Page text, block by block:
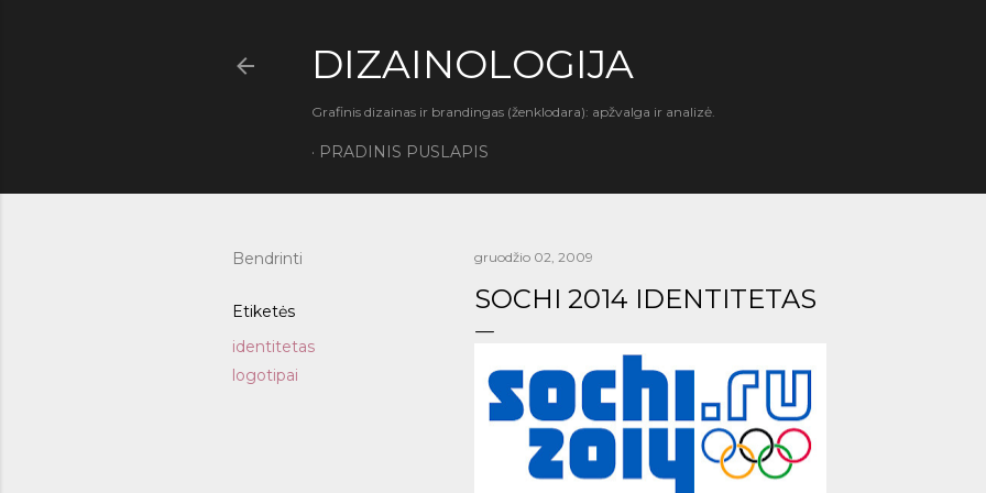
DIZAINOLOGIJA
Grafinis dizainas ir brandingas (ženklodara): apžvalga ir analizė.
PRADINIS PUSLAPIS
Bendrinti
Etiketės
identitetas
logotipai
gruodžio 02, 2009
SOCHI 2014 IDENTITETAS